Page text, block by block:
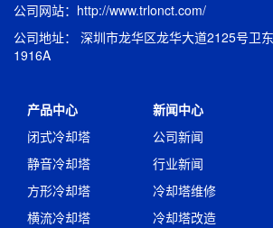
公司网站：http://www.trlonct.com/
公司地址： 深圳市龙华区龙华大道2125号卫
1916A
产品中心
闭式冷却塔
静音冷却塔
方形冷却塔
横流冷却塔
新闻中心
公司新闻
行业新闻
冷却塔维修
冷却塔改造